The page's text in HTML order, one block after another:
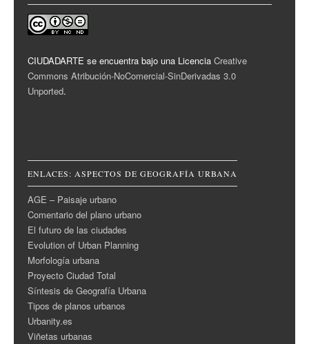
CIUDADARTE se encuentra bajo una Licencia Creative
Commons Atribución-NoComercial-SinDerivadas 3.0
Unported.
ENLACES: ASPECTOS DE GEOGRAFÍA URBANA
AGE – Paisaje urbano
Comentario del plano urbano
El futuro de las ciudades
Evolution of Urban Planning
Morfología urbana
Proyecto Ciudad Total
Síntesis de Geografía Urbana
Tipos de planos urbanos
Urbanity.es
Viñetas urbanas